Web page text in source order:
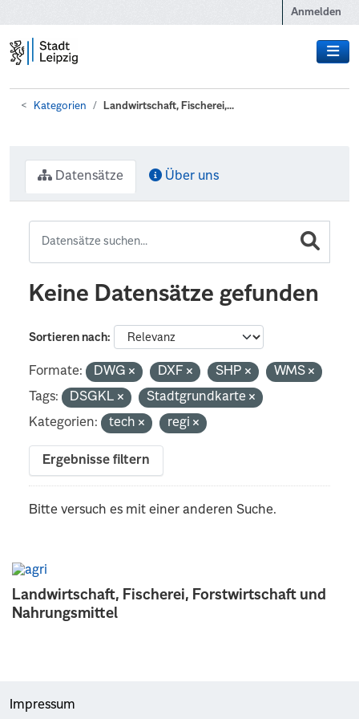
Anmelden
Kategorien Landwirtschaft, Fischerei,...
Landwirtschaft, Fischerei, Forstwirtschaft und
Nahrungsmittel
Datensätze Über uns
Keine Datensätze gefunden
Sortieren nach
Formate: DWG DXF SHP
WMS
Tags:
DSGKL
Stadtgrundkarte
Kategorien:
tech regi
Ergebnisse filtern
Bitte versuch es mit einer anderen Suche.
Impressum